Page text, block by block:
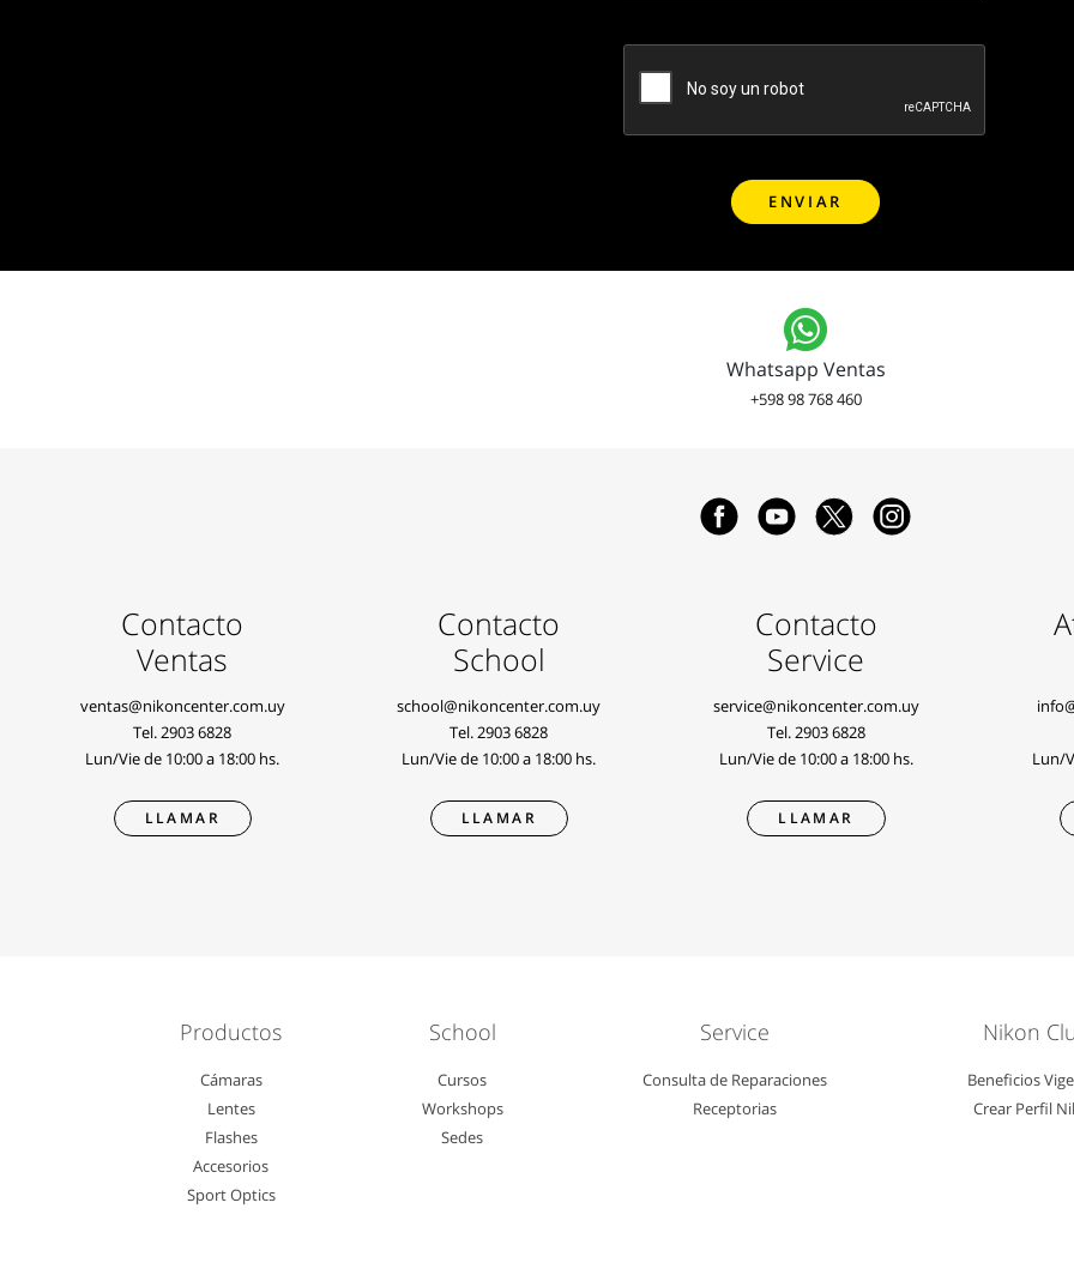
Whatsapp Ventas
+598 98 768 460
Contacto
Ventas
ventas@nikoncenter.com.uy
Tel.2903 6828
Lun/Vie de 10:00 a 18:00 hs.
LLAMAR
Contacto
School
school@nikoncenter.com.uy
Tel.2903 6828
Lun/Vie de 10:00 a 18:00 hs.
LLAMAR
Contacto
Service
service@nikoncenter.com.uy
Tel.2903 6828
Lun/Vie de 10:00 a 18:00 hs.
LLAMAR
Lun/
Productos
Cámaras
Lentes
Flashes
Accesorios
Sport Optics
School
Cursos
Workshops
Sedes
Service
Consulta de Reparaciones
Receptorias
Nikon
Beneficios
Crear Perfil